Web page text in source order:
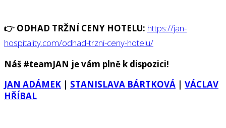
👉 ODHAD TRŽNÍ CENY HOTELU: https://jan-
hospitality.com/odhad-trzni-ceny-hotelu/
Náš #teamJAN je vám plně k dispozici!
JAN ADÁMEK | STANISLAVA BÁRTKOVÁ | VÁCLAV
HŘÍBAL